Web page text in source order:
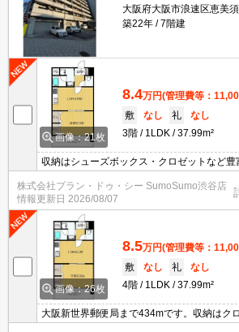
大阪府大阪市浪速区恵美
築22年
7階建
画像：21枚
8.4万円(管理費等：
敷
なし 礼
なし
3階
1LDK 37.99m²
収納はシューズボックス・クロゼットなど豊
ン・オートロックなど充実しているので安
納も魅力、こだわり派のあなたに独立した
しょうか。風通しが良好なお部屋でさわやか
か。
株式会社プラン・ドゥ・シー SumoSumo渋谷店
情報更新日 2026/08/07
画像：26枚
8.5万円(管理費等：
敷
なし 礼
なし
4階
1LDK 37.99m²
大阪新世界郵便局まで434mです。収納はク